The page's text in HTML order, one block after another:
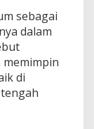
sebagai
dalam
memimpin
di